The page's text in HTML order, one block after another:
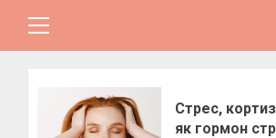
Primary
Menu
Стрес,
як гормон